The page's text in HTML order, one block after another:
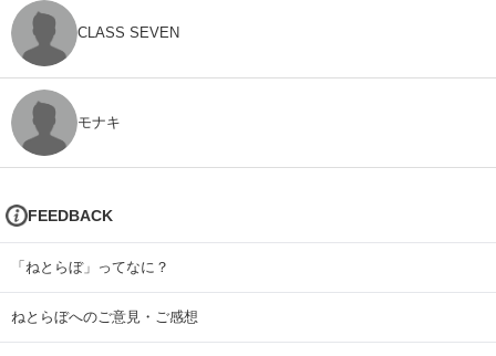
CLASS SEVEN
モナキ
FEEDBACK
「ねとらぼ」ってなに？
ねとらぼへのご意見・ご感想